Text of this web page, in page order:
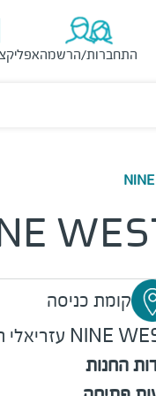
התחברות/הרשמה
קומת כניסה
NINE עזריאלי
החנות